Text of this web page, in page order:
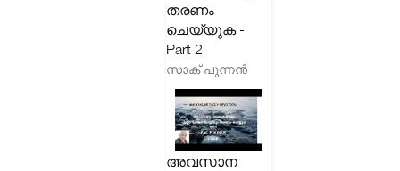
തരണം
ചെയ്യുക -
Part 2
സാക് പുന്നൻ
അവസാന